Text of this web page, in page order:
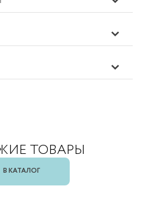
ТОВАРЫ
В КАТАЛОГ